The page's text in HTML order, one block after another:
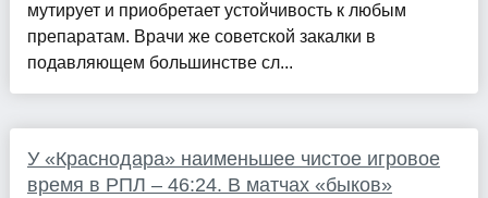
мутирует и приобретает устойчивость к любым
препаратам. Врачи же советской закалки в
подавляющем большинстве сл...
У «Краснодара» наименьшее чистое игровое
время в РПЛ – 46:24. В матчах «быков»